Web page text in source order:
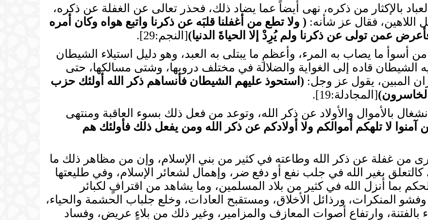
بالإكثار من ذكره، نهى أيضاً عما يضاد ذلك، فحذر تعالى عن الغفلة عن ذكره،
اللاهين، فقال عز شأنه: ( ولا تطع من أغفلنا قلبَه عن ذكرنا واتبع هواه وكان أمره
عمن تولى عن ذكرنا ولم يُرِدْ إلا الحياةَ الدنيا)[النجم:29].
من أسوأ ما يصاب به المرء، وأعظمِ ما يبتلى به العبد، وهو دليل استيلاء الشيطان
الشيطان قاده إلى الغواية والضلالة في مختلف دروبها، وشتى مسالكها، حتى
المبين، يقول عز وجل: ( استحوذ عليهم الشيطان فأنساهم ذكر الله أولئك حزب
)[المجادلة:19].
بالأموال والأولاد عن ذكر الله، وتوعد من فعل ذلك بسوء العاقبة ومنتهى
آمنوا لا تلهكم أموالكم ولا أولادكم عن ذكر الله ومن يفعل ذلك فأولئك هم
من غفلة عن ذكر الله وطاعته في كثير من بني الإسلام، وإن من مظاهر ذلك ما
بغير الله في جلب نفع أو دفع ضر، وإهمال لشعائر الإسلام، وفي طليعتها
بما أنزل الله في كثير من بلاد المسلمين، وما يشاهد من اقترافٍ لكبائر
المنكرات، ورذائل الأخلاق، ومستقبح العادات، وخلع جلباب الحشمة والحياء،
بالفتنة، وارتفاع أصوات المعازف والمزامير، وغير ذلك من بلاءٍ عريض، وفساد